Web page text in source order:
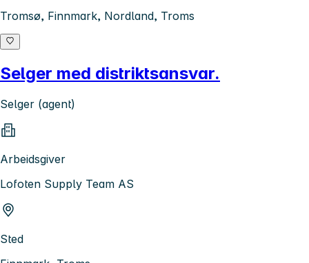
Tromsø, Finnmark, Nordland, Troms
Selger med distriktsansvar.
Selger (agent)
Arbeidsgiver
Lofoten Supply Team AS
Sted